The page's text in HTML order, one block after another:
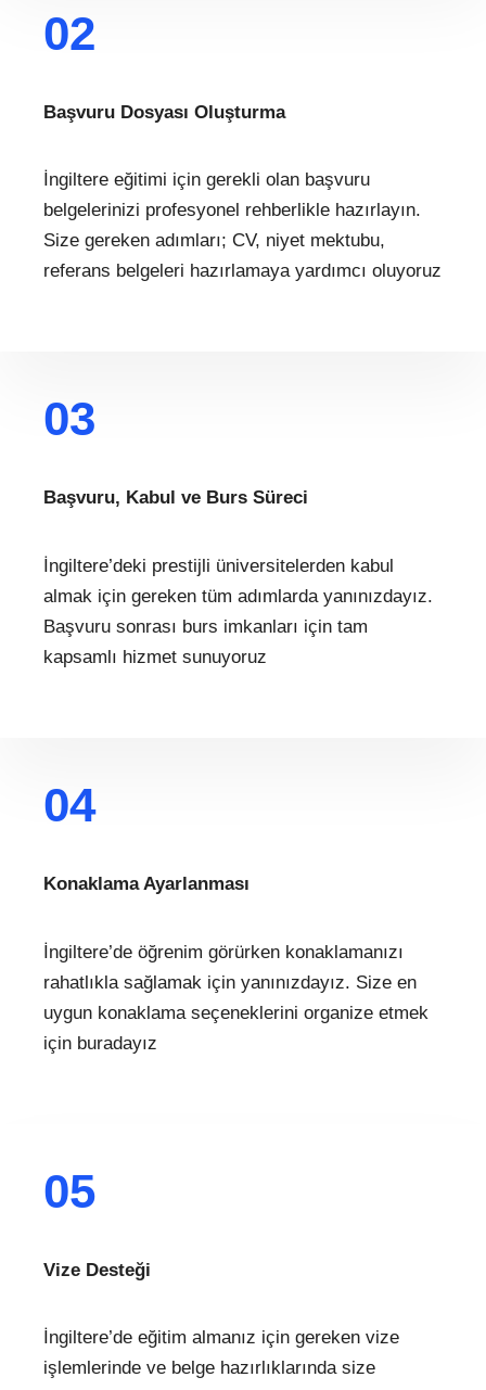
02
Başvuru Dosyası Oluşturma
İngiltere eğitimi için gerekli olan başvuru
belgelerinizi profesyonel rehberlikle hazırlayın.
Size gereken adımları; CV, niyet mektubu,
referans belgeleri hazırlamaya yardımcı oluyoruz
03
Başvuru, Kabul ve Burs Süreci
İngiltere’deki prestijli üniversitelerden kabul
almak için gereken tüm adımlarda yanınızdayız.
Başvuru sonrası burs imkanları için tam
kapsamlı hizmet sunuyoruz
04
Konaklama Ayarlanması
İngiltere’de öğrenim görürken konaklamanızı
rahatlıkla sağlamak için yanınızdayız. Size en
uygun konaklama seçeneklerini organize etmek
için buradayız
05
Vize Desteği
İngiltere’de eğitim almanız için gereken vize
işlemlerinde ve belge hazırlıklarında size